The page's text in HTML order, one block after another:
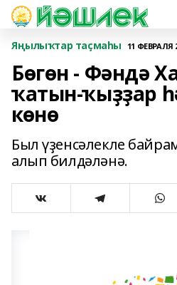
Яңылыҡтар таҫмаһы 11 ФЕВРАЛЯ
Бөгөн - Фәндә
ҡатын-ҡыҙҙар
көнө
Был үҙенсәлекле
алып билдәләнә.